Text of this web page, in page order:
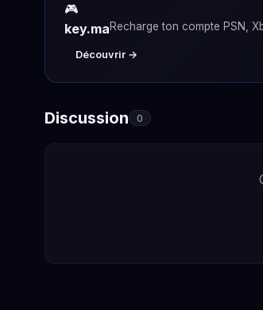
🎮
key.maRecharge ton compte PSN,
Découvrir →
Discussion 0